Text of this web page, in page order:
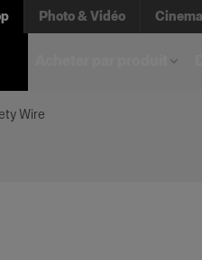
Photo & Vidéo Cinema
Wire